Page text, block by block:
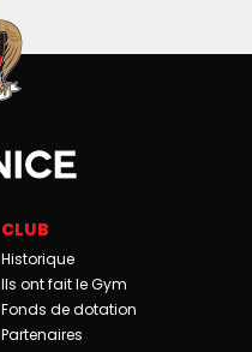
CLUB
Historique
Ils ont fait le Gym
Fonds de dotation
Partenaires